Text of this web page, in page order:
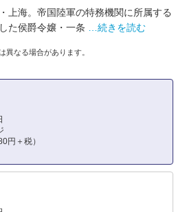
上海。帝国陸軍の特務機関に所属する
た侯爵令嬢・一条
…続きを読む
なる場合があります。
円＋税）